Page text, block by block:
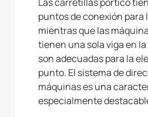
puntos de conexión para
mientras que las
tienen una sola viga en
son adecuadas para la
punto. El sistema de
máquinas es una
especialmente